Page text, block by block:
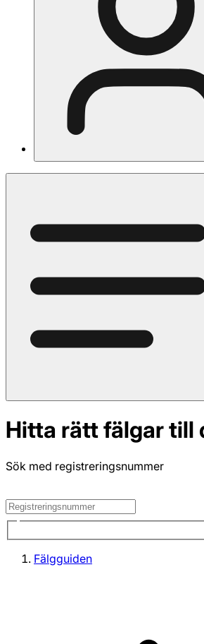
Hitta rätt fälgar till
Sök med registreringsnummer
Fälgguiden